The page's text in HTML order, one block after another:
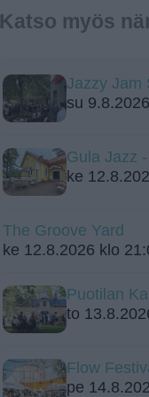
Katso myös
Jazzy Jam
su
Gula Jazz
ke
The Groove Yard
ke 12.8.2026 klo
Puotilan
to
Flow
pe